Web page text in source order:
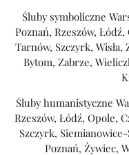
Śluby symboliczne
Poznań, Rzeszów,
Tarnów, Szczyrk,
Bytom, Zabrze,
Śluby humanistyczne
Rzeszów, Łódź, Opole,
Szczyrk,
Poznań, Żywiec,